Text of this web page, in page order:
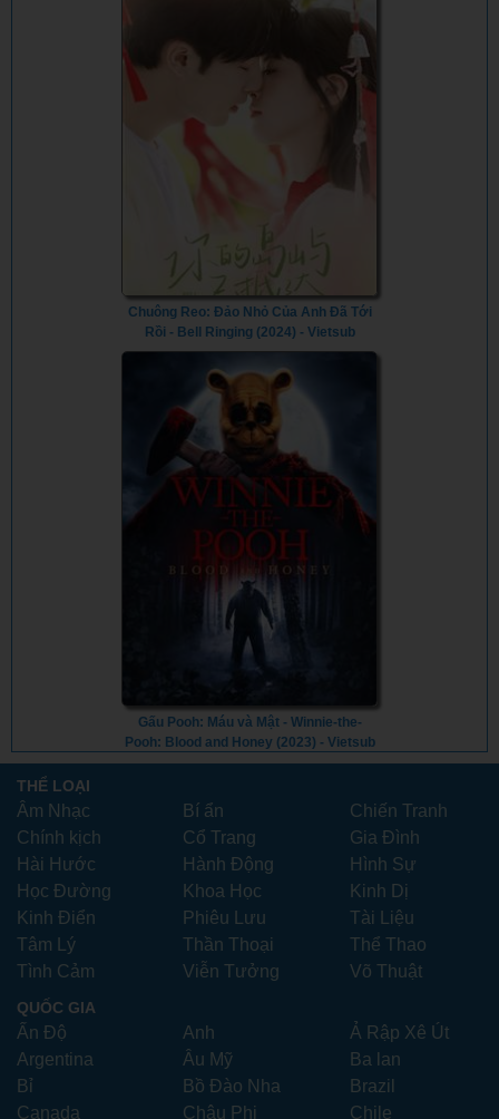
Chuông Reo: Đảo Nhỏ Của Anh Đã Tới
Rồi - Bell Ringing (2024) - Vietsub
Gấu Pooh: Máu và Mật - Winnie-the-
Pooh: Blood and Honey (2023) - Vietsub
THỂ LOẠI
Âm Nhạc Bí ẩn
Chiến Tranh
Chính kịch
Cổ Trang
Gia Đình
Hài Hước
Hành Động
Hình Sự
Học Đường
Khoa Học
Kinh Dị
Kinh Điển
Phiêu Lưu
Tài Liệu
Tâm Lý
Thần Thoại
Thể Thao
Tình Cảm
Viễn Tưởng Võ Thuật
QUỐC GIA
Ấn Độ Anh
Ả Rập Xê Út
Argentina
Âu Mỹ
Ba lan
Bỉ
Bồ Đào Nha
Brazil
Canada
Châu Phi Chile